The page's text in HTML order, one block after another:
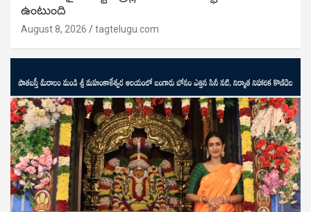
ఉంటుంది
August 8, 2026 tagtelugu.com